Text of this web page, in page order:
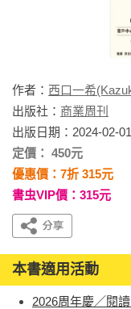
作者： 西口一希
出版社： 商業周刊
出版日期：2024-02-01
定價： 450元
優惠價：7折 315元
書虫VIP價：315元
本書適用活動
2026周年慶／閱